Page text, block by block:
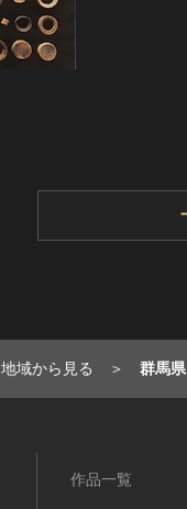
地域から見る 群馬
作品一覧